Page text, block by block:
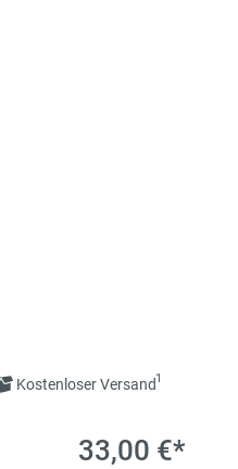
Kostenloser Versand1
33,00 €*